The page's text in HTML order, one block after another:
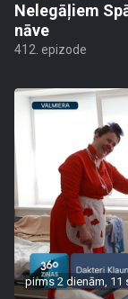
Nelegāļiem
nāve
412. epizode
pirms 2 dienām, 11